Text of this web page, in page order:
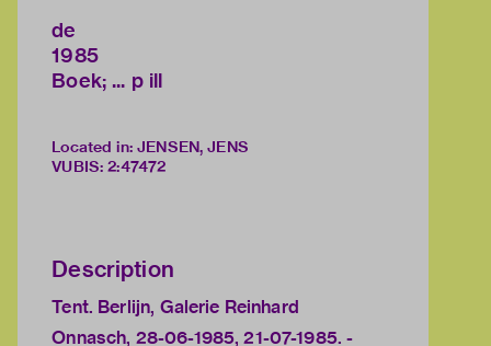
de
1985
Boek; ... p ill
Located in: JENSEN, JENS
VUBIS: 2:47472
Description
Tent. Berlijn, Galerie Reinhard
Onnasch, 28-06-1985, 21-07-1985. -